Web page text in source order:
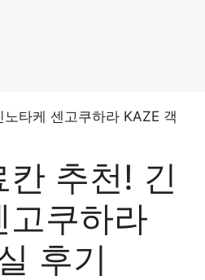
추천! 긴
고쿠하라
후기